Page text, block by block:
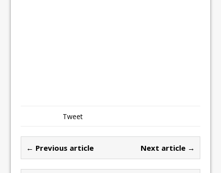
Tweet
← Previous article Next article →